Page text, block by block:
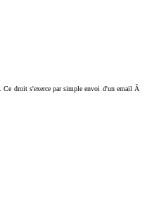
droit s'exerce par simple envoi d'un email Ã